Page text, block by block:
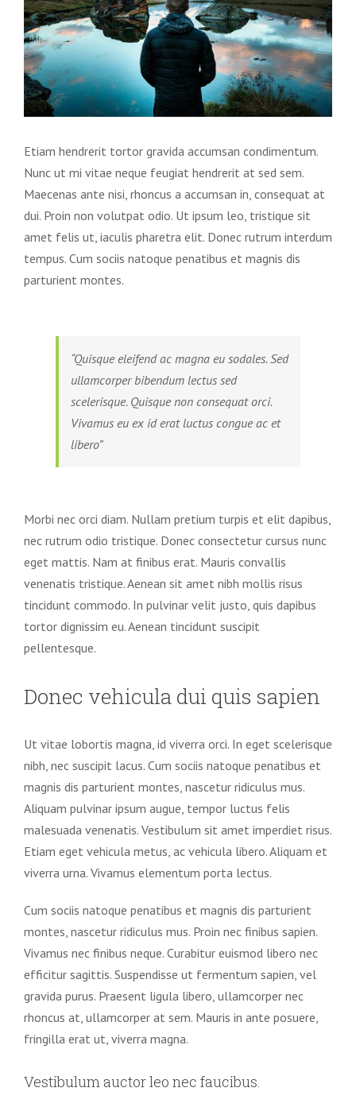
Etiam hendrerit tortor gravida accumsan condimentum.
Nunc ut mi vitae neque feugiat hendrerit at sed sem.
Maecenas ante nisi, rhoncus a accumsan in, consequat at
dui. Proin non volutpat odio. Ut ipsum leo, tristique sit
amet felis ut, iaculis pharetra elit. Donec rutrum interdum
tempus. Cum sociis natoque penatibus et magnis dis
parturient montes.
“Quisque eleifend ac magna eu sodales. Sed
ullamcorper bibendum lectus sed
scelerisque. Quisque non consequat orci.
Vivamus eu ex id erat luctus congue ac et
libero”
Morbi nec orci diam. Nullam pretium turpis et elit dapibus,
nec rutrum odio tristique. Donec consectetur cursus nunc
eget mattis. Nam at finibus erat. Mauris convallis
venenatis tristique. Aenean sit amet nibh mollis risus
tincidunt commodo. In pulvinar velit justo, quis dapibus
tortor dignissim eu. Aenean tincidunt suscipit
pellentesque.
Donec vehicula dui quis sapien
Ut vitae lobortis magna, id viverra orci. In eget scelerisque
nibh, nec suscipit lacus. Cum sociis natoque penatibus et
magnis dis parturient montes, nascetur ridiculus mus.
Aliquam pulvinar ipsum augue, tempor luctus felis
malesuada venenatis. Vestibulum sit amet imperdiet risus.
Etiam eget vehicula metus, ac vehicula libero. Aliquam et
viverra urna. Vivamus elementum porta lectus.
Cum sociis natoque penatibus et magnis dis parturient
montes, nascetur ridiculus mus. Proin nec finibus sapien.
Vivamus nec finibus neque. Curabitur euismod libero nec
efficitur sagittis. Suspendisse ut fermentum sapien, vel
gravida purus. Praesent ligula libero, ullamcorper nec
rhoncus at, ullamcorper at sem. Mauris in ante posuere,
fringilla erat ut, viverra magna.
Vestibulum auctor leo nec faucibus.